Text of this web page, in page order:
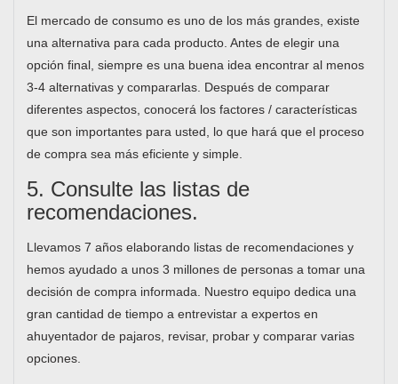
El mercado de consumo es uno de los más grandes, existe
una alternativa para cada producto. Antes de elegir una
opción final, siempre es una buena idea encontrar al menos
3-4 alternativas y compararlas. Después de comparar
diferentes aspectos, conocerá los factores / características
que son importantes para usted, lo que hará que el proceso
de compra sea más eficiente y simple.
5. Consulte las listas de
recomendaciones.
Llevamos 7 años elaborando listas de recomendaciones y
hemos ayudado a unos 3 millones de personas a tomar una
decisión de compra informada. Nuestro equipo dedica una
gran cantidad de tiempo a entrevistar a expertos en
ahuyentador de pajaros, revisar, probar y comparar varias
opciones.